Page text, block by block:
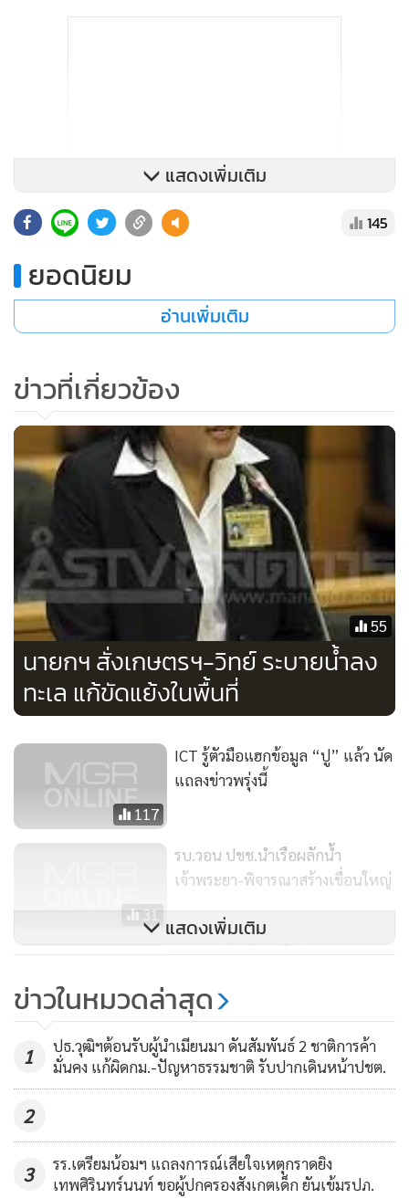
นายชลิต กล่าวต่อว่า ส่วนทางด้านทิศตะวันออกจะผันไปยังคลอง
รังสิต ผ่านไปยังจังหวัดฉะเชิงเทราออกแม่น้ำบางประกง ซึ่งใน
ภาพรวมได้ผันน้ำออกแล้ว 45.5 ล้านลูกบาศก์เมตรต่อวินาที และ
ได้มีนำเครื่องสูบน้ำมาช่วยเร่งระบายน้ำเต็มพิกัดแล้ว ขณะ
เดียวกัน จะมีการประสานไปยังหน่วยบัญชาการทหารพัฒนามา
รัฐมนตรี ได้กำชับให้เร่งดำเนินการให้เร็วที่สุด ทั้งนี้อาจจะต้อง
ลงพื้นที่ไปดูสถานการณ์
ขณะที่ ระหว่างการหารือ นายกรัฐมนตรี ได้กำชับให้ นาย
พระนาย สุวรรณรัตน์ รักษาการปลัดกระทรวงมหาดไทยสั่งการผู้
ในอีกไม่กี่วันโดยให้เพิ่มแนวคันกั้นน้ำ และเคลื่อนย้ายประชาชน
ไปที่ปลอดภัย และให้สอบถามความต้องการของประชาชนโดย
และดำเนินการทุกวิถีทางในการดำเนินการช่วยเหลือไม่ว่าจะเป็น
เรือ หรือเฮลิคอปเตอร์ และให้รัฐมนตรีว่าการกระทรวง
อุตสาหกรรมเข้ามาดูแลเครื่องจักรในโรงงานอุตสาหกรรมโดย
เฉพาะในจังหวัดพระนครศรีอยุธยาเพื่อป้องกันความเสียหายที่จะ
เพิ่มมากขึ้น ทั้งนี้ ขอให้ทุกภาคส่วนประสานงานกันเพื่อให้การ
อย่างไรก็ตาม หลังการหารือ นายกรัฐมนตรี ได้ให้สัมภาษณ์โดย
แสดงเพิ่มเติม
145
ยอดนิยม
อ่านเพิ่มเติม
ข่าวที่เกี่ยวข้อง
55
นายกฯ สั่งเกษตรฯ-วิทย์ ระบายน้ำลง
ทะเล แก้ขัดแย้งในพื้นที่
117
ICT รู้ตัวมือแฮกข้อมูล “ปู” แล้ว นัด
แถลงข่าวพรุ่งนี้
31
รบ.วอน ปชช.นำเรือผลักน้ำ
เจ้าพระยา-พิจารณาสร้างเขื่อนใหญ่
4
นายกฯ สั่งเพิ่มงบน้ำท่วม จว.ละ 100
แสดงเพิ่มเติม
ข่าวในหมวดล่าสุด
1
ปธ.วุฒิฯต้อนรับผู้นำเมียนมา ดันสัมพันธ์ 2 ชาติการค้า
มั่นคง แก้ผิดกม.-ปัญหาธรรมชาติ รับปากเดินหน้าปชต.
2
3
รร.เตรียมน้อมฯ แถลงการณ์เสียใจเหตุกราดยิง
เทพศิรินทร์นนท์ ขอผู้ปกครองสังเกตเด็ก ยันเข้มรปภ.